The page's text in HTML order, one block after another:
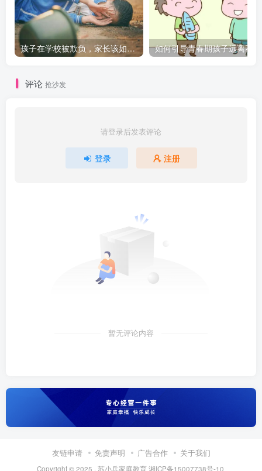
孩子在学校被欺负，家长该如何与老师沟通？
评论 抢沙发
请登录后发表评论
登录 注册
暂无评论内容
友链申请 免责声明 广告合作 关于我们
Copyright © 2025 · 苏小兵家庭教育 湘ICP备15007738号-10